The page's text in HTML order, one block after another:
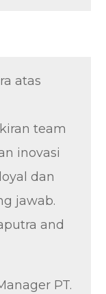
atas
team
inovasi
dan
jawab.
and
PT.